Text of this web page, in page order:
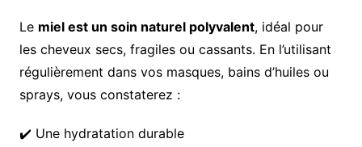
Le miel est un soin naturel polyvalent, idéal pour
les cheveux secs, fragiles ou cassants. En l’utilisant
régulièrement dans vos masques, bains d’huiles ou
sprays, vous constaterez :
✔️ Une hydratation durable